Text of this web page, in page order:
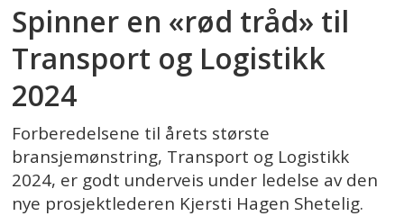
Spinner en «rød tråd» til
Transport og Logistikk
2024
Forberedelsene til årets største
bransjemønstring, Transport og Logistikk
2024, er godt underveis under ledelse av den
nye prosjektlederen Kjersti Hagen Shetelig.